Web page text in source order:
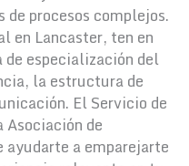
procesos complejos.
en Lancaster, ten en
especialización del
la estructura de
El Servicio de
Asociación de
ayudarte a emparejarte